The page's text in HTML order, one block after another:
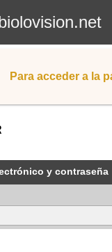
Para acceder a la
y contraseña